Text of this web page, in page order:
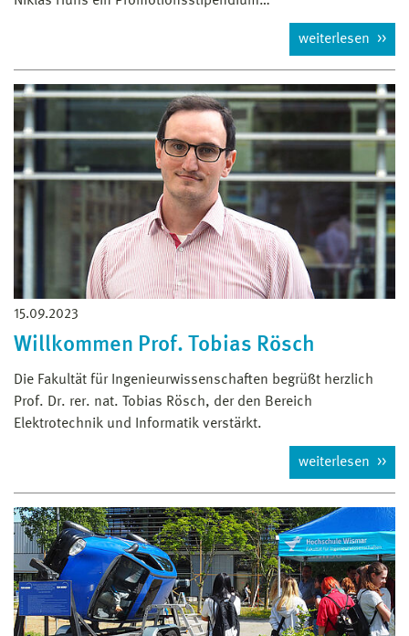
weiterlesen
15.09.2023
Willkommen Prof. Tobias Rösch
Die Fakultät für Ingenieurwissenschaften begrüßt herzlich
Prof. Dr. rer. nat. Tobias Rösch, der den Bereich
Elektrotechnik und Informatik verstärkt.
weiterlesen